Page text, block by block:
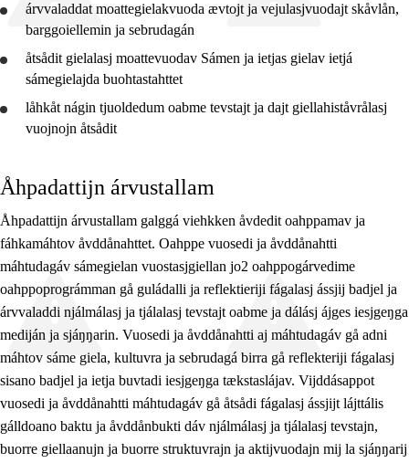
árvvaladdatmoattegielakvuoda ævtojt ja vejulasjvuodajt skåvlån,
barggoiellemin ja sebrudagán
åtsådit gielalasj moattevuodav Sámen ja ietjas gielav ietjá
sámegielajda buohtastahttet
låhkåt nágin tjuoldedum oabme tevstajt ja dajt giellahiståvrålasj
vuojnojn åtsådit
Åhpadattijn árvustallam
Åhpadattijn árvustallam galggá viehkken åvdedit oahppamav ja
fáhkamáhtov åvddånahttet. Oahppe vuosedi ja åvddånahtti
máhtudagáv sámegielan vuostasjgiellan jo2 oahppogárvedime
oahppoprográmman gå guládalli ja reflektieriji fágalasj ássjij badjel ja
árvvaladdi njálmálasj ja tjálalasj tevstajt oabme ja dálásj ájges iesjgeŋga
mediján ja sjáŋŋarin. Vuosedi ja åvddånahtti aj máhtudagáv gå adni
máhtov sáme giela, kultuvra ja sebrudagá birra gå reflekteriji fágalasj
sisano badjel ja ietja buvtadi iesjgeŋga tækstaslájav. Vijddásappot
vuosedi ja åvddånahtti máhtudagáv gå åtsådi fágalasj ássjijt lájttális
gálldoano baktu ja åvddånbukti dáv njálmálasj ja tjálalasj tevstajn,
buorre giellaanujn ja buorre struktuvrajn ja aktijvuodajn mij la sjáŋŋarij